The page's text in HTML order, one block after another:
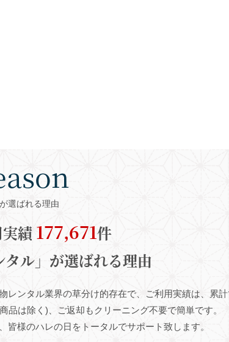
選ばれる理由
績 177,671件
ル」が選ばれる理由
レンタル業界の草分け的存在で、ご利用実績は、累計
品は除く) 、ご返却もクリーニング不要で簡単です。
皆様のハレの日をトータルでサポート致します。